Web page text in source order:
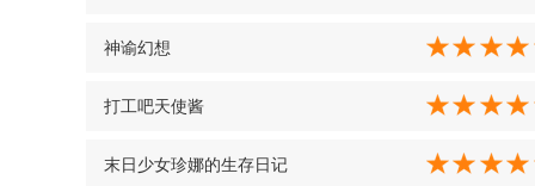
神谕幻想
打工吧天使酱
末日少女珍娜的生存日记